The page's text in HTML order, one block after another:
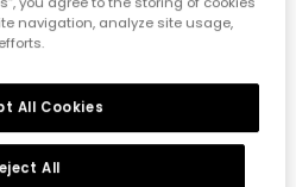
navigation, analyze site usage,
All
All Cookies